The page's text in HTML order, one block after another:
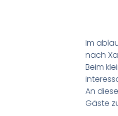
Im
nach
Beim
An
Gäste